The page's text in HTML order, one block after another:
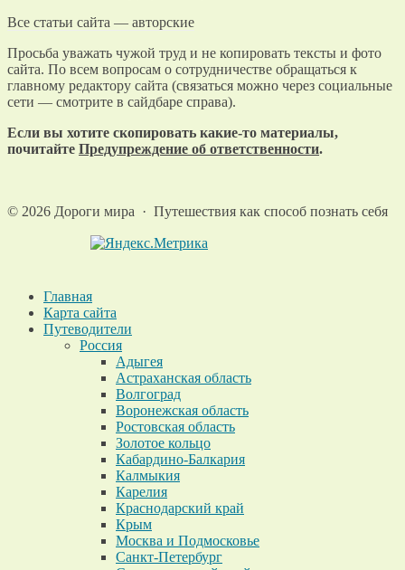
Все статьи сайта — авторские
Просьба уважать чужой труд и не копировать тексты и фото
сайта. По всем вопросам о сотрудничестве обращаться к
главному редактору сайта (связаться можно через социальные
сети — смотрите в сайдбаре справа).
Если вы хотите скопировать какие-то материалы,
почитайте Предупреждение об ответственности.
© 2026 Дороги мира · Путешествия как способ познать себя
Главная
Карта сайта
Путеводители
Россия
Адыгея
Астраханская область
Волгоград
Воронежская область
Ростовская область
Золотое кольцо
Кабардино-Балкария
Калмыкия
Карелия
Краснодарский край
Крым
Москва и Подмосковье
Санкт-Петербург